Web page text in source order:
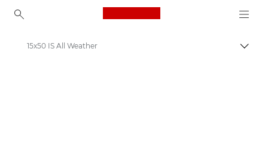
Canon Logo, back to
15x50 IS All Weather